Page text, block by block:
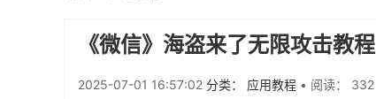
《微信》海盗来了无限攻击教程
2025-07-01 16:57:02 分类： 应用教程 • 阅读： 332